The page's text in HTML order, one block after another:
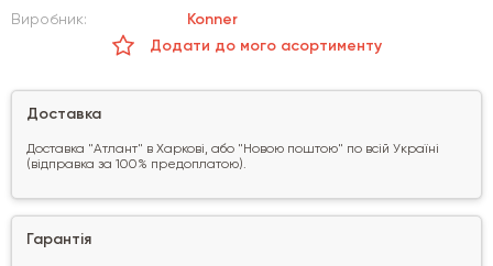
Виробник:
Konner
Додати до мого асортименту
Доставка
Доставка "Атлант" в Харкові, або "Новою поштою" по всій Україні
(відправка за 100% предоплатою).
Гарантія